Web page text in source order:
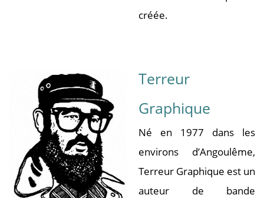
créée.
Terreur
Graphique
Né en 1977 dans les
environs d’Angoulême,
Terreur Graphique est un
auteur de bande